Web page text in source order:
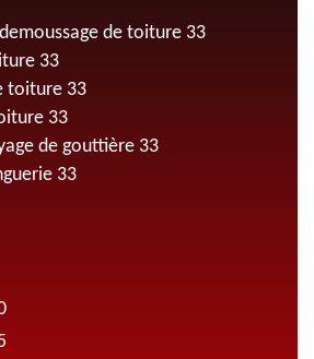
de toiture 33
33
toiture 33
33
de gouttière 33
33